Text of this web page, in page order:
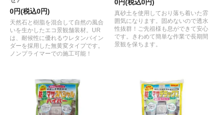
0円(税込0円)
天然石と樹脂を混合して自然の風合
いを生かしたエコ景観舗装材。UR
は、耐候性に優れるウレタンバイン
ダーを採用した無黄変タイプです。
ノンプライマーでの施工可能！
0円(税込0円)
真砂土を使用しており落ち着いた雰
囲気になります。固めないので透水
性抜群！ご先祖様も息ができて安心
です。きわめて簡単な作業で長期間
景観を保ちます。